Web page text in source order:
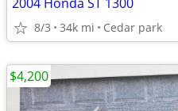
8/3 34k mi Cedar park
$4,200